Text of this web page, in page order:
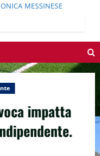
MESSINESE
impatta